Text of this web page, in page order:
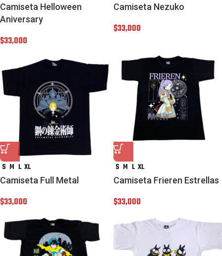
Camiseta Helloween
Aniversary
$33,000
Camiseta Nezuko
$33,000
S M L XL
Camiseta Full Metal
$33,000
S M L XL
Camiseta Frieren Estrellas
$33,000